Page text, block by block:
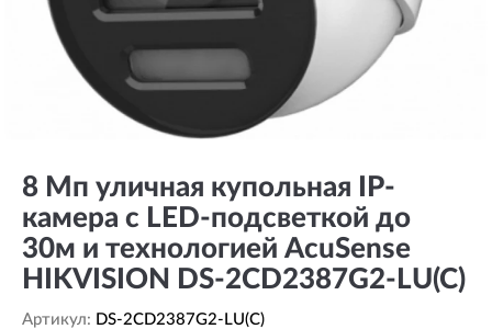
8 Мп уличная купольная IP-
камера с LED-подсветкой до
30м и технологией AcuSense
HIKVISION DS-2CD2387G2-LU(C)
Артикул: DS-2CD2387G2-LU(C)